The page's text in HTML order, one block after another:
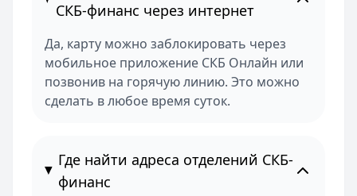
СКБ-финанс через интернет
Да, карту можно заблокировать через
мобильное приложение СКБ Онлайн или
позвонив на горячую линию. Это можно
сделать в любое время суток.
Где найти адреса отделений СКБ-
финанс